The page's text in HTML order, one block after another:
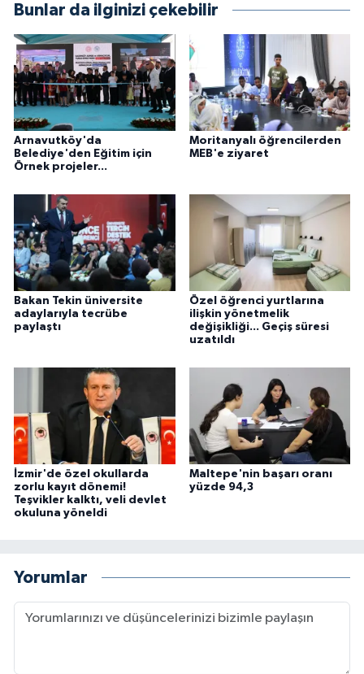
Bunlar da ilginizi çekebilir
Arnavutköy'da
Belediye'den Eğitim için
Örnek projeler...
Moritanyalı öğrencilerden
MEB'e ziyaret
Bakan Tekin üniversite
adaylarıyla tecrübe
paylaştı
Özel öğrenci yurtlarına
ilişkin yönetmelik
değişikliği... Geçiş süresi
uzatıldı
İzmir'de özel okullarda
zorlu kayıt dönemi!
Teşvikler kalktı, veli devlet
okuluna yöneldi
Maltepe'nin başarı oranı
yüzde 94,3
Yorumlar